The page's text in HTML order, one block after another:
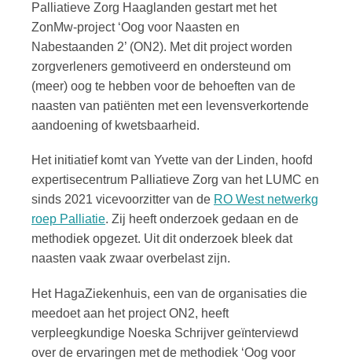
Palliatieve Zorg Haaglanden gestart met het
ZonMw-project ‘Oog voor Naasten en
Nabestaanden 2’ (ON2). Met dit project worden
zorgverleners gemotiveerd en ondersteund om
(meer) oog te hebben voor de behoeften van de
naasten van patiënten met een levensverkortende
aandoening of kwetsbaarheid.
Het initiatief komt van Yvette van der Linden, hoofd
expertisecentrum Palliatieve Zorg van het LUMC en
sinds 2021 vicevoorzitter van de RO West netwerkg
roep Palliatie. Zij heeft onderzoek gedaan en de
methodiek opgezet. Uit dit onderzoek bleek dat
naasten vaak zwaar overbelast zijn.
Het HagaZiekenhuis, een van de organisaties die
meedoet aan het project ON2, heeft
verpleegkundige Noeska Schrijver geïnterviewd
over de ervaringen met de methodiek ‘Oog voor